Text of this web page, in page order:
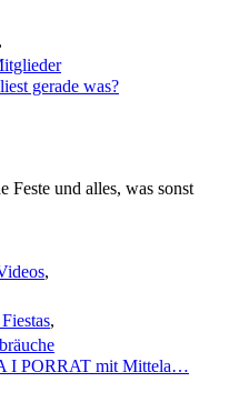
,
gerade was?
Feste und alles, was sonst
,
,
I PORRAT mit Mittela…